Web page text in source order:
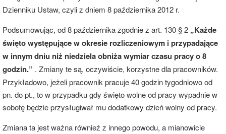
Dzienniku Ustaw, czyli z dniem 8 października 2012 r.
Podsumowując, od 8 października zgodnie z art. 130 § 2 „Każde
święto występujące w okresie rozliczeniowym i przypadające
w innym dniu niż niedziela obniża wymiar czasu pracy o 8
godzin.” . Zmiany te są, oczywiście, korzystne dla pracowników.
Przykładowo, jeżeli pracownik pracuje 40 godzin tygodniowo od
pn. do pt., to w przypadku gdy święto wolne od pracy wypadnie w
sobotę będzie przysługiwał mu dodatkowy dzień wolny od pracy.
Zmiana ta jest ważna również z innego powodu, a mianowicie